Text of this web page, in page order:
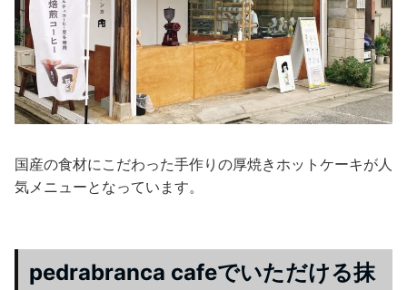
国産の食材にこだわった手作りの厚焼きホットケーキが人
気メニューとなっています。
pedrabranca cafeでいただける抹